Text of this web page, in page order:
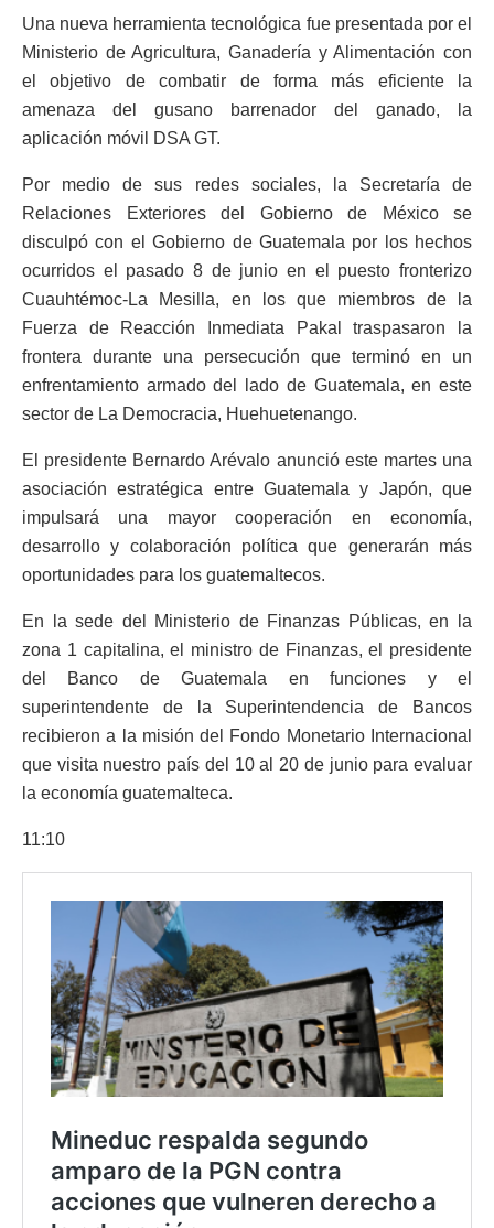
Una nueva herramienta tecnológica fue presentada por el
Ministerio de Agricultura, Ganadería y Alimentación con
el objetivo de combatir de forma más eficiente la
amenaza del gusano barrenador del ganado, la
aplicación móvil DSA GT.
Por medio de sus redes sociales, la Secretaría de
Relaciones Exteriores del Gobierno de México se
disculpó con el Gobierno de Guatemala por los hechos
ocurridos el pasado 8 de junio en el puesto fronterizo
Cuauhtémoc-La Mesilla, en los que miembros de la
Fuerza de Reacción Inmediata Pakal traspasaron la
frontera durante una persecución que terminó en un
enfrentamiento armado del lado de Guatemala, en este
sector de La Democracia, Huehuetenango.
El presidente Bernardo Arévalo anunció este martes una
asociación estratégica entre Guatemala y Japón, que
impulsará una mayor cooperación en economía,
desarrollo y colaboración política que generarán más
oportunidades para los guatemaltecos.
En la sede del Ministerio de Finanzas Públicas, en la
zona 1 capitalina, el ministro de Finanzas, el presidente
del Banco de Guatemala en funciones y el
superintendente de la Superintendencia de Bancos
recibieron a la misión del Fondo Monetario Internacional
que visita nuestro país del 10 al 20 de junio para evaluar
la economía guatemalteca.
11:10